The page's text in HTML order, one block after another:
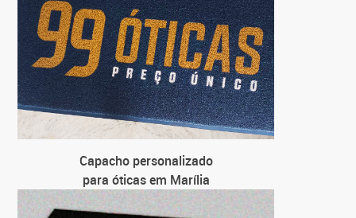
Capacho personalizado
para óticas em Marília